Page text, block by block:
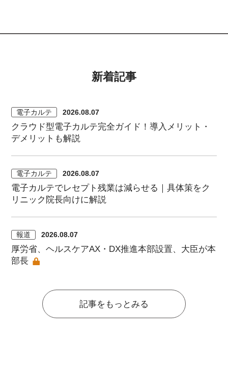
新着記事
電子カルテ 2026.08.07
クラウド型電子カルテ完全ガイド！導入メリット・
デメリットも解説
電子カルテ 2026.08.07
電子カルテでレセプト残業は減らせる｜具体策をク
リニック院長向けに解説
報道 2026.08.07
厚労省、ヘルスケアAX・DX推進本部設置、大臣が本
部長
記事をもっとみる